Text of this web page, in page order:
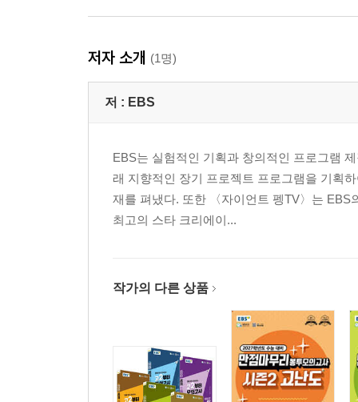
저자 소개 (1명)
저 : EBS
EBS는 실험적인 기획과 창의적인 프로그램
래 지향적인 장기 프로젝트 프로그램을 기획
재를 펴냈다. 또한 〈자이언트 펭TV〉는
최고의 스타 크리에이...
작가의 다른 상품